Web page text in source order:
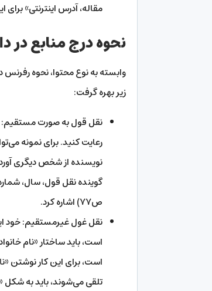
مقاله، آدرس اینترنتی» برای
نحوه درج منابع در
وابسته به نوع محتوا، نحوه
زیر بهره گرفت:
نقل قول به صورت مستقیم:
نویسنده از شخص دیگری
ص۷۷) اشاره کرد.
نقل غول غیرمستقیم: خود
است، باید ساختار «نام
است، برای این کار نوشتن
تلقی می‌شوند، باید به شکل